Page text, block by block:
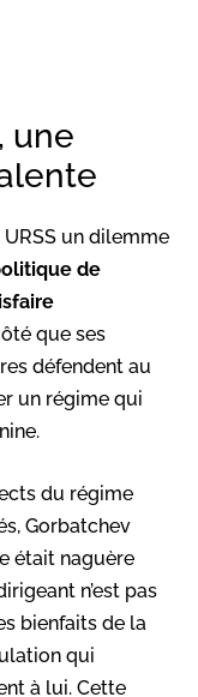
une
URSS un dilemme
de
que ses
défendent au
un régime qui
du régime
Gorbatchev
était naguère
n’est pas
bienfaits de la
qui
à lui. Cette